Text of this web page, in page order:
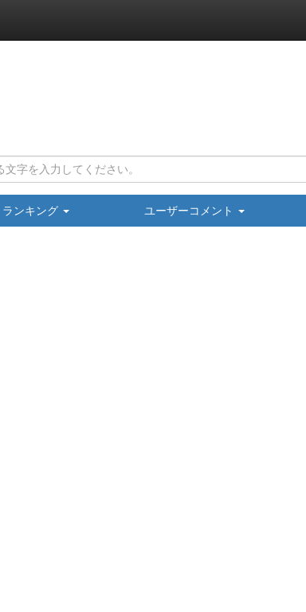
ランキング ユーザーコメント